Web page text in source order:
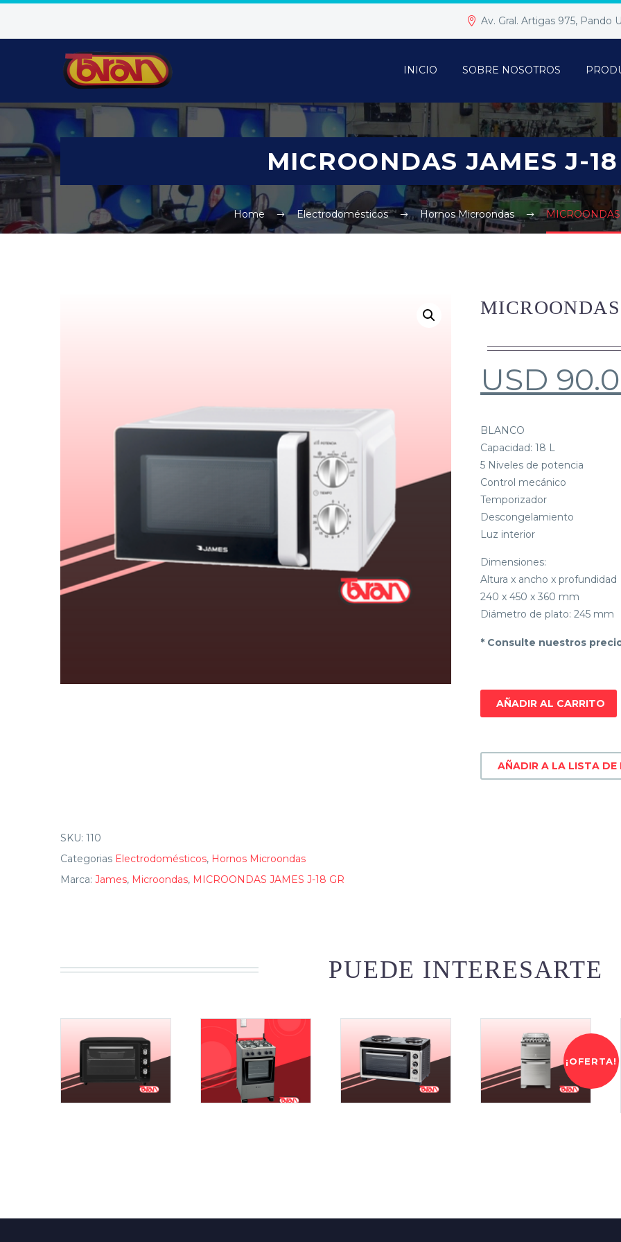
Av. Gral. Artigas 975, Pando
INICIO SOBRE NOSOTROS
MICROONDAS JAMES J-
Home Electrodomésticos Hornos Microondas
USD
BLANCO
Capacidad: 18 L
5 Niveles de potencia
Control mecánico
Temporizador
Descongelamiento
Luz interior
Dimensiones:
Altura x ancho x profundidad
240 x 450 x 360 mm
Diámetro de plato: 245 mm
* Consulte nuestros
AÑADIR AL CARRITO
AÑADIR A LA LISTA DE
SKU: 110
Categorias Electrodomésticos, Hornos Microondas
Marca: James, Microondas, MICROONDAS JAMES J-18 GR
PUEDE INTERESARTE
¡OFERTA!